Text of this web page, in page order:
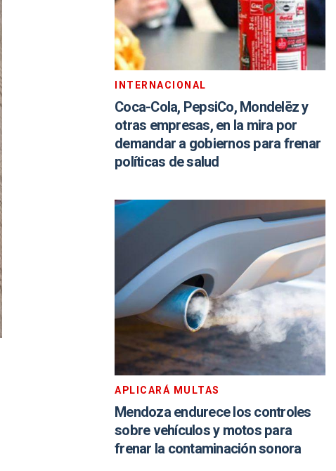
INTERNACIONAL
Coca-Cola, PepsiCo, Mondelēz y
otras empresas, en la mira por
demandar a gobiernos para frenar
políticas de salud
APLICARÁ MULTAS
Mendoza endurece los controles
sobre vehículos y motos para
frenar la contaminación sonora